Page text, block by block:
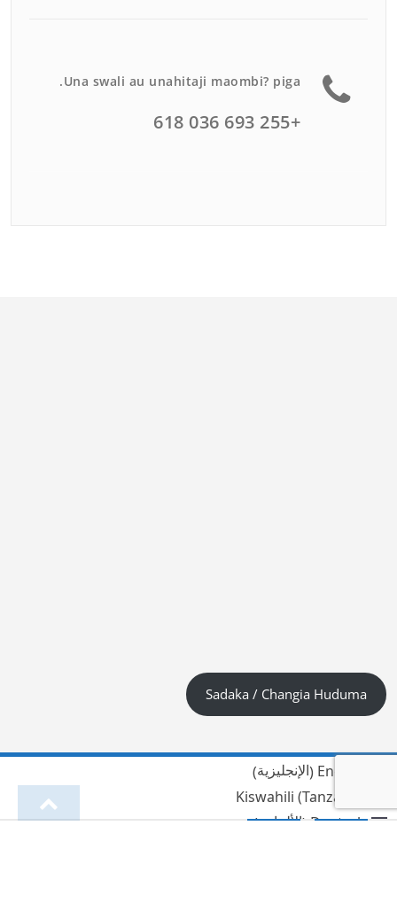
Una swali au unahitaji maombi? piga.
+255 693 036 618
Sadaka / Changia Huduma
English
(الإنجليزية)
Kiswahili (Tanzania)
Deutsch
(الألمانية)